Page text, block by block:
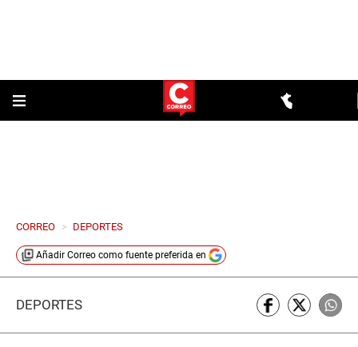
CORREO > DEPORTES
Añadir Correo como fuente preferida en
DEPORTES